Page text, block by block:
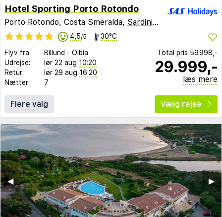
Hotel Sporting Porto Rotondo
Porto Rotondo, Costa Smeralda, Sardinien
4,5/5 30°C
Flyv fra: Billund - Olbia
Udrejse:
lør 22 aug 10:20
Retur:
lør 29 aug 16:20
Nætter:
7
Total pris 59.998,-
29.999,-
læs mere
Flere valg Vælg rejse
▶︎
◀︎